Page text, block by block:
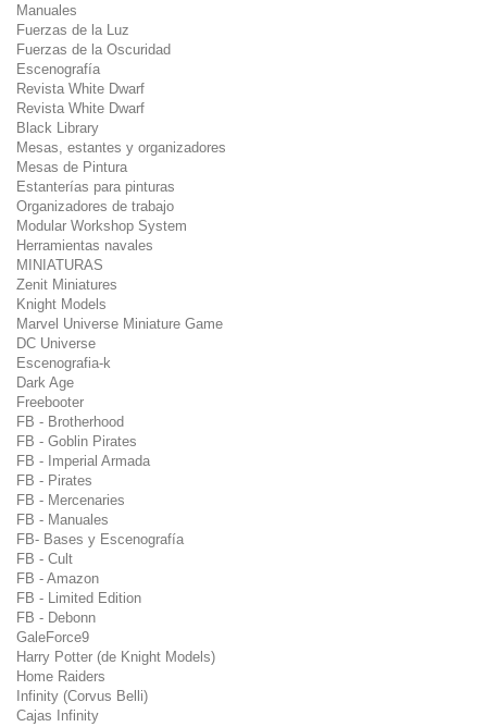
Manuales
Fuerzas de la Luz
Fuerzas de la Oscuridad
Escenografía
Revista White Dwarf
Revista White Dwarf
Black Library
Mesas, estantes y organizadores
Mesas de Pintura
Estanterías para pinturas
Organizadores de trabajo
Modular Workshop System
Herramientas navales
MINIATURAS
Zenit Miniatures
Knight Models
Marvel Universe Miniature Game
DC Universe
Escenografia-k
Dark Age
Freebooter
FB - Brotherhood
FB - Goblin Pirates
FB - Imperial Armada
FB - Pirates
FB - Mercenaries
FB - Manuales
FB- Bases y Escenografía
FB - Cult
FB - Amazon
FB - Limited Edition
FB - Debonn
GaleForce9
Harry Potter (de Knight Models)
Home Raiders
Infinity (Corvus Belli)
Cajas Infinity